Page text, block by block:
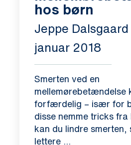
hos børn
Jeppe Dalsgaard
januar 2018
Smerten ved en
mellemørebetændelse
forfærdelig – især for
disse nemme tricks
kan du lindre smerten,
lettere ...